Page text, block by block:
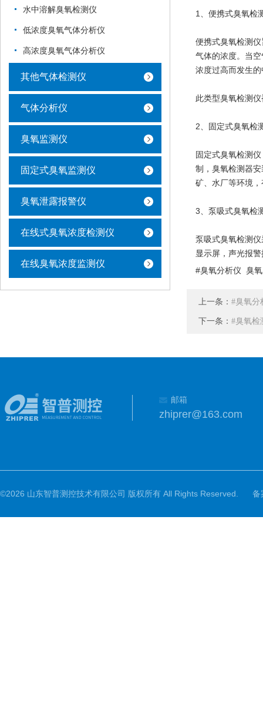
水中溶解臭氧检测仪
低浓度臭氧气体分析仪
高浓度臭氧气体分析仪
其他气体检测仪
气体分析仪
臭氧监测仪
固定式臭氧监测仪
臭氧泄露报警仪
在线式臭氧浓度检测仪
在线臭氧浓度监测仪
1、便携式臭氧检
便携式臭氧检测
气体的浓度。当
浓度过高而发生
此类型臭氧检测
2、固定式臭氧检
固定式臭氧检测
制，臭氧检测器
矿、水厂等环境
3、泵吸式臭氧检
泵吸式臭氧检测
显示屏，声光报
#臭氧分析仪 臭
上一条： #臭氧分
下一条： #臭氧检
邮箱
zhiprer@163.com
©2026 山东智普测控技术有限公司 版权所有 All Rights Reserved. 备